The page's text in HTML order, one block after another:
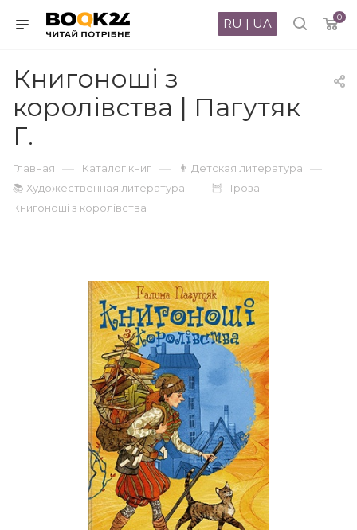
0
RU | UA
Книгоноші з
королівства | Пагутяк
Г.
Главная — Каталог книг — 👨 Детская литература —
📚 Художественная литература — 🦉 Проза —
Книгоноші з королівства